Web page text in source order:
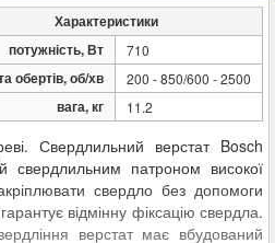
Характеристики
потужність, Вт
710
обертів, об/хв 200 - 850/600 - 2500
вага, кг 11.2
Свердлильний верстат Bosch
патроном високої
свердло без допомоги
відмінну фіксацію свердла.
верстат має вбудований